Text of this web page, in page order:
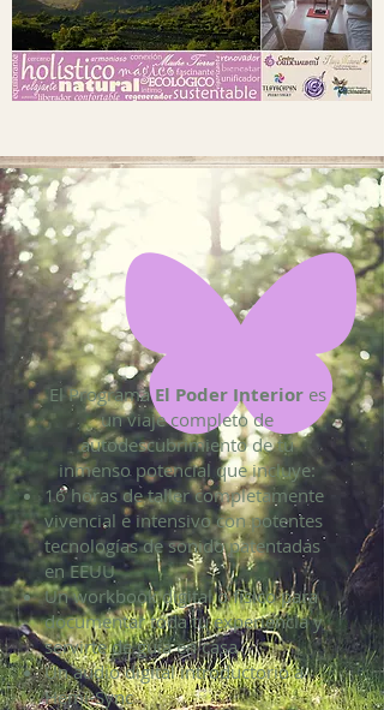
El ProgramaEl Poder Interior es
un viaje completo de
autodescubrimiento de tu
inmenso potencial que incluye:
16 horas de taller completamente
vivencial e intensivo con potentes
tecnologías de sonido patentadas
en EEUU
Un workbook digital o físico para
documentar toda tu experiencia y
servirte de guía en casa
Un audio digital introductorio a
Hemi-Sync